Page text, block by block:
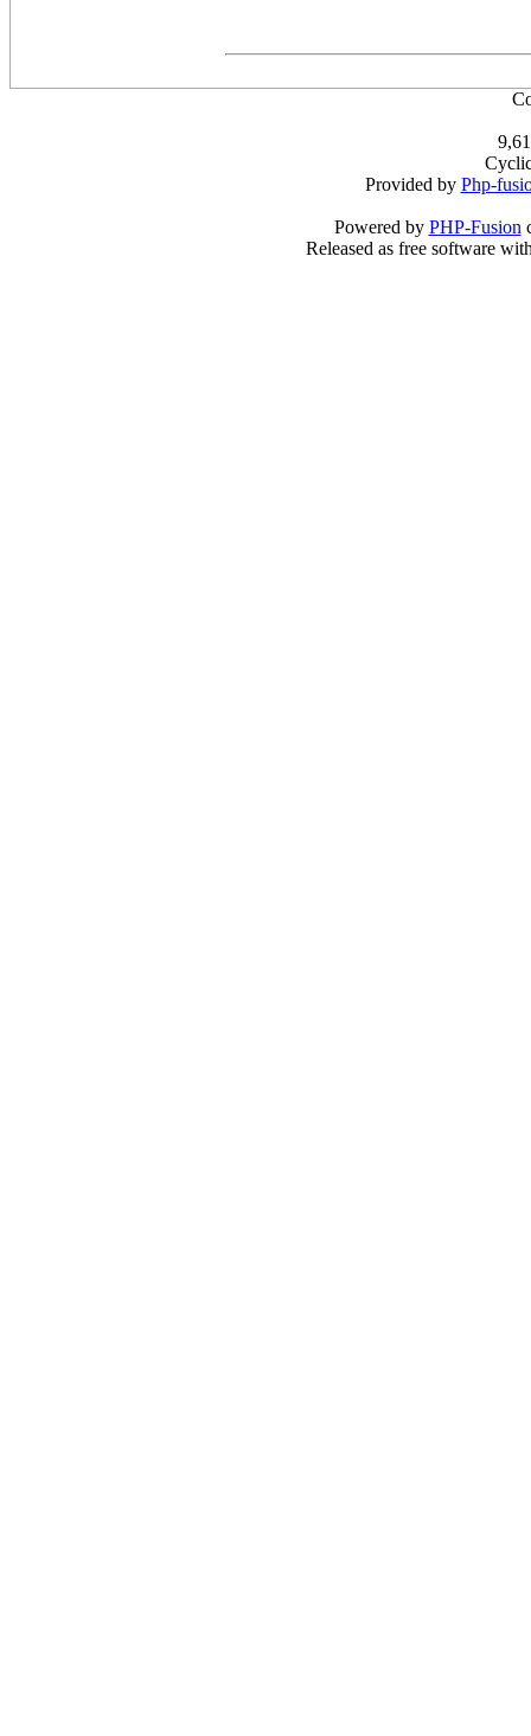
Provided by Php-
Powered by PHP-Fusion
Released as free software